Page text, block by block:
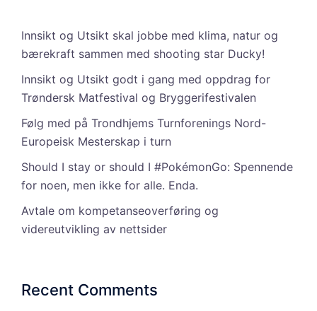
Innsikt og Utsikt skal jobbe med klima, natur og
bærekraft sammen med shooting star Ducky!
Innsikt og Utsikt godt i gang med oppdrag for
Trøndersk Matfestival og Bryggerifestivalen
Følg med på Trondhjems Turnforenings Nord-
Europeisk Mesterskap i turn
Should I stay or should I #PokémonGo: Spennende
for noen, men ikke for alle. Enda.
Avtale om kompetanseoverføring og
videreutvikling av nettsider
Recent Comments